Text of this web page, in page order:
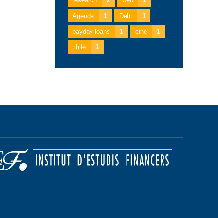
Agenda 1 Debt 1
payday loans 1 cine 1
chile 1